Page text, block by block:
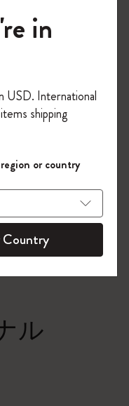
ル
うこそ
ると、初回注
ります。セ
適用外。
して限定オフ
くのインスピ
しょう。
!
in
USD. International
shipping
or country
Country